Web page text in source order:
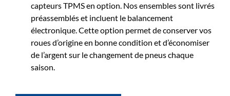
capteurs TPMS en option. Nos ensembles sont livrés
préassemblés et incluent le balancement
électronique. Cette option permet de conserver vos
roues d’origine en bonne condition et d’économiser
de l’argent sur le changement de pneus chaque
saison.